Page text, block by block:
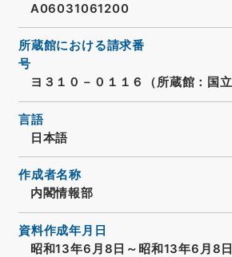
A06031061200
所蔵館における請求番
号
ヨ３１０－０１１６（所蔵館：国立
言語
日本語
作成者名称
内閣情報部
資料作成年月日
昭和13年6月8日～昭和13年6月8日